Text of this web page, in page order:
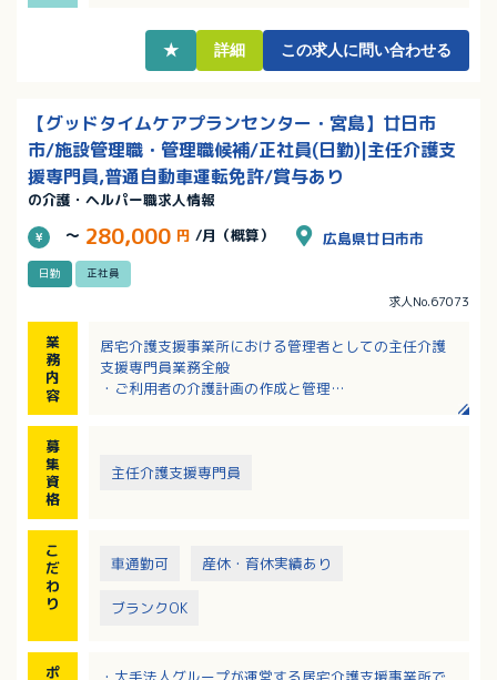
連事業所との連携抜群！
★ 詳細 この求人に問い合わせる
【グッドタイムケアプランセンター・宮島】廿日市
市/施設管理職・管理職候補/正社員(日勤)|主任介護支
援専門員,普通自動車運転免許/賞与あり
の介護・ヘルパー職求人情報
～ 280,000 円 /月（概算） 広島県廿日市市
日勤 正社員
求人No.67073
業
務
内
容
居宅介護支援事業所における管理者としての主任介護
支援専門員業務全般
・ご利用者の介護計画の作成と管理
募
集
資
格
主任介護支援専門員
こ
だ
わ
り
車通勤可 産休・育休実績あり
ブランクOK
ポ